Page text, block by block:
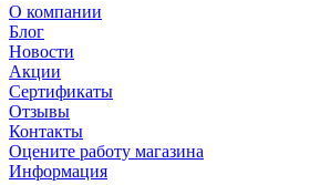
О компании
Блог
Новости
Акции
Сертификаты
Отзывы
Контакты
Оцените работу магазина
Информация